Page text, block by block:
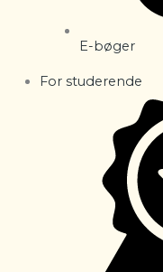
E-bøger
For studerende